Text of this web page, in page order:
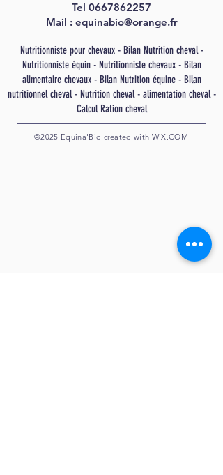
généralement posées sur votre
entreprise, par exemple : « Vers quels
», « Quels sont vos horaires ? » ou «
Comment puis-je réserver l'un de vos
services ? ». Les FAQ sont idéales
pour aider les internautes à naviguer
sur votre site et peuvent même
améliorer le référencement de votre
Tel 0667862257
Mail : equinabio@orange.fr
Nutritionniste pour chevaux - Bilan Nutrition cheval -
Nutritionniste équin - Nutritionniste chevaux - Bilan
alimentaire chevaux - Bilan Nutrition équine - Bilan
nutritionnel cheval - Nutrition cheval - alimentation cheval -
Calcul Ration cheval
©2025 Equina'Bio created with WIX.COM